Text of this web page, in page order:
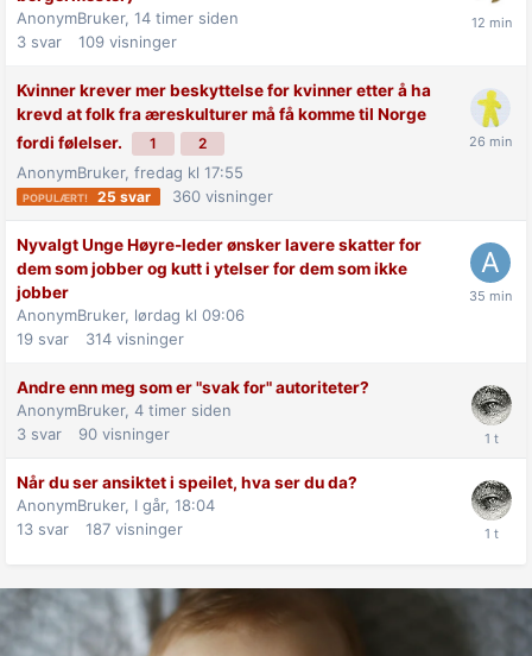
AnonymBruker, 14 timer siden
3 svar 109 visninger
Kvinner krever mer beskyttelse for kvinner etter å ha
krevd at folk fra æreskulturer må få komme til Norge
fordi følelser.
1 2
AnonymBruker, fredag kl 17:55
25 svar 360 visninger
Nyvalgt Unge Høyre-leder ønsker lavere skatter for
dem som jobber og kutt i ytelser for dem som ikke
jobber
AnonymBruker, lørdag kl 09:06
19 svar 314 visninger
Andre enn meg som er "svak for" autoriteter?
AnonymBruker, 4 timer siden
3 svar 90 visninger
Når du ser ansiktet i speilet, hva ser du da?
AnonymBruker, I går, 18:04
13 svar 187 visninger